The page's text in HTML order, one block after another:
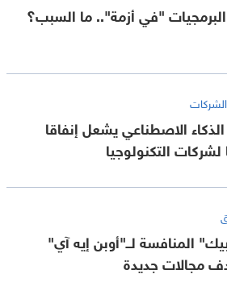
"في أزمة".. ما السبب؟
الشركات
الاصطناعي يشعل إنفاقا
لشركات التكنولوجيا
المنافسة لــ"أوبن إيه آي"
مجالات جديدة